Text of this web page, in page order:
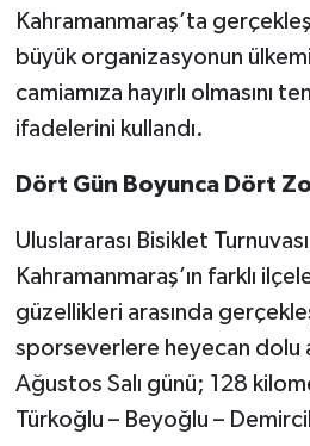
Kahramanmaraş’ta
büyük organizasyonun
camiamıza hayırlı olmasını
ifadelerini kullandı.
Dört Gün Boyunca Dört
Uluslararası Bisiklet
Kahramanmaraş’ın farklı
güzellikleri arasında
sporseverlere heyecan dolu
Ağustos Salı günü; 128
Türkoğlu – Beyoğlu –